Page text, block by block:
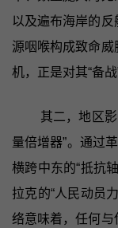
以及遍布海岸的
源咽喉构成致命
机，正是对其“备
其二，地区
量倍增器”。通过
横跨中东的“抵抗
拉克的“人民动员
络意味着，任何与